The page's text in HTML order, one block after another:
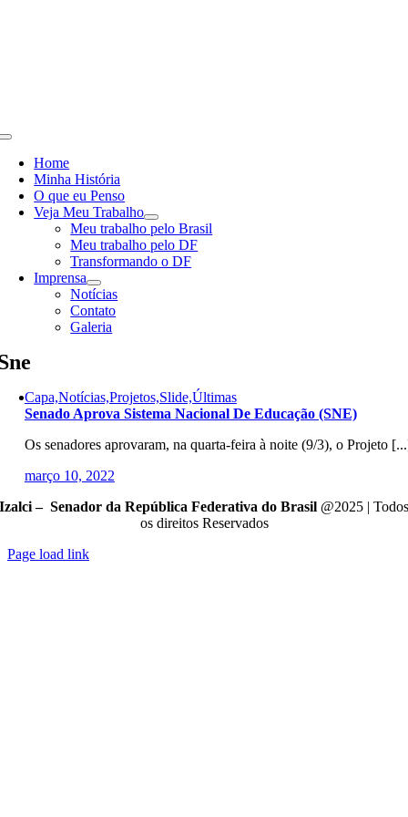
Toggle
NavigationHome
Minha História
O que eu Penso
Veja Meu Trabalho
Meu trabalho pelo Brasil
Meu trabalho pelo DF
Transformando o DF
Imprensa
Notícias
Contato
Galeria
Capa,Notícias,Projetos,Slide,Últimas
Senado Aprova Sistema Nacional De Educação (SNE)
Os senadores aprovaram, na quarta-feira à noite (9/3), o Projeto
março 10, 2022
Izalci – Senador da República Federativa do Brasil @2025 | Todos
os direitos Reservados
Page load link